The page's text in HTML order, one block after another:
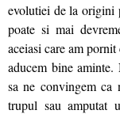
evolutiei de la origini
poate si mai
aceiasi care am
aducem bine
sa ne convingem ca
trupul sau amputat